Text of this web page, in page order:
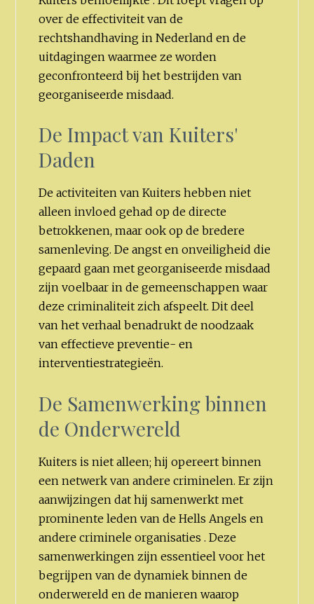
over de effectiviteit van de
rechtshandhaving in Nederland en de
uitdagingen waarmee ze worden
geconfronteerd bij het bestrijden van
georganiseerde misdaad.
De Impact van Kuiters'
Daden
De activiteiten van Kuiters hebben niet
alleen invloed gehad op de directe
betrokkenen, maar ook op de bredere
samenleving. De angst en onveiligheid die
gepaard gaan met georganiseerde misdaad
zijn voelbaar in de gemeenschappen waar
deze criminaliteit zich afspeelt. Dit deel
van het verhaal benadrukt de noodzaak
van effectieve preventie- en
interventiestrategieën.
De Samenwerking binnen
de Onderwereld
Kuiters is niet alleen; hij opereert binnen
een netwerk van andere criminelen. Er zijn
aanwijzingen dat hij samenwerkt met
prominente leden van de Hells Angels en
andere criminele organisaties . Deze
samenwerkingen zijn essentieel voor het
begrijpen van de dynamiek binnen de
onderwereld en de manieren waarop